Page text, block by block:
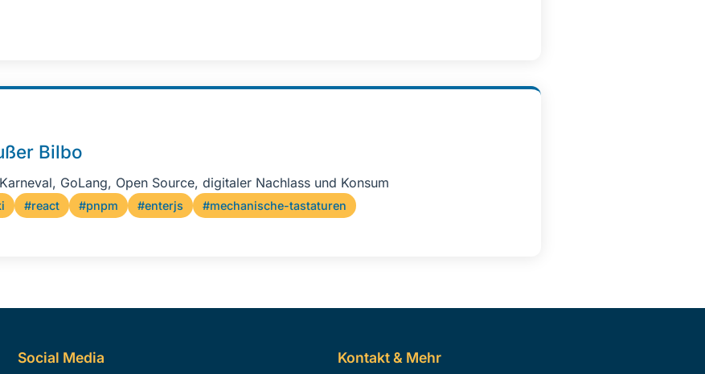
Bilbo
GoLang, Open Source, digitaler Nachlass und Konsum
#react #pnpm #enterjs #mechanische-tastaturen
Social Media Kontakt & Mehr